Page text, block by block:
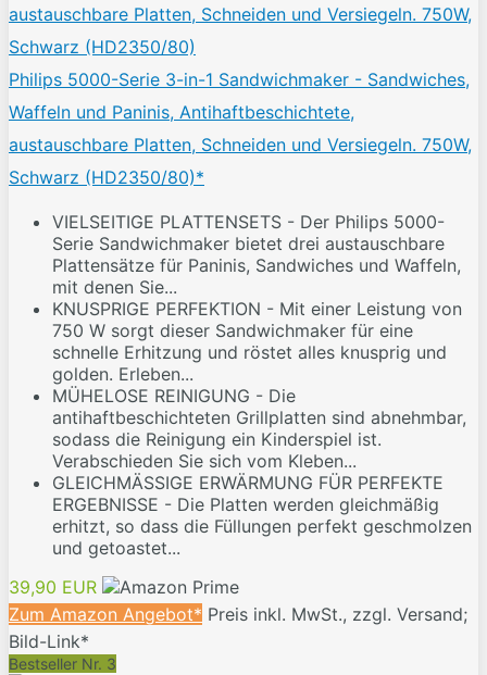
Philips 5000-Serie 3-in-1 Sandwichmaker - Sandwiches,
Waffeln und Paninis, Antihaftbeschichtete,
austauschbare Platten, Schneiden und Versiegeln. 750W,
Schwarz (HD2350/80)*
VIELSEITIGE PLATTENSETS - Der Philips 5000-
Serie Sandwichmaker bietet drei austauschbare
Plattensätze für Paninis, Sandwiches und Waffeln,
mit denen Sie...
KNUSPRIGE PERFEKTION - Mit einer Leistung von
750 W sorgt dieser Sandwichmaker für eine
schnelle Erhitzung und röstet alles knusprig und
golden. Erleben...
MÜHELOSE REINIGUNG - Die
antihaftbeschichteten Grillplatten sind abnehmbar,
sodass die Reinigung ein Kinderspiel ist.
Verabschieden Sie sich vom Kleben...
GLEICHMÄSSIGE ERWÄRMUNG FÜR PERFEKTE
ERGEBNISSE - Die Platten werden gleichmäßig
erhitzt, so dass die Füllungen perfekt geschmolzen
und getoastet...
39,90 EUR
Zum Amazon Angebot* Preis inkl. MwSt., zzgl. Versand;
Bild-Link*
Bestseller Nr. 3